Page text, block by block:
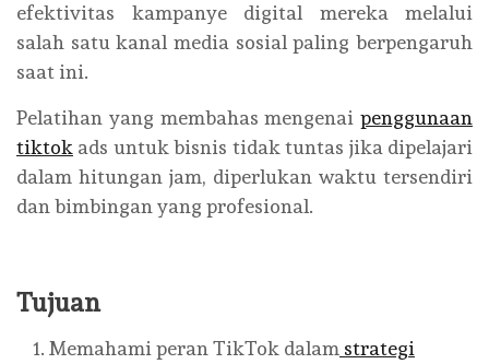
efektivitas kampanye digital mereka melalui
salah satu kanal media sosial paling berpengaruh
saat ini.
Pelatihan yang membahas mengenai penggunaan
tiktok ads untuk bisnis tidak tuntas jika dipelajari
dalam hitungan jam, diperlukan waktu tersendiri
dan bimbingan yang profesional.
Tujuan
Memahami peran TikTok dalam strategi